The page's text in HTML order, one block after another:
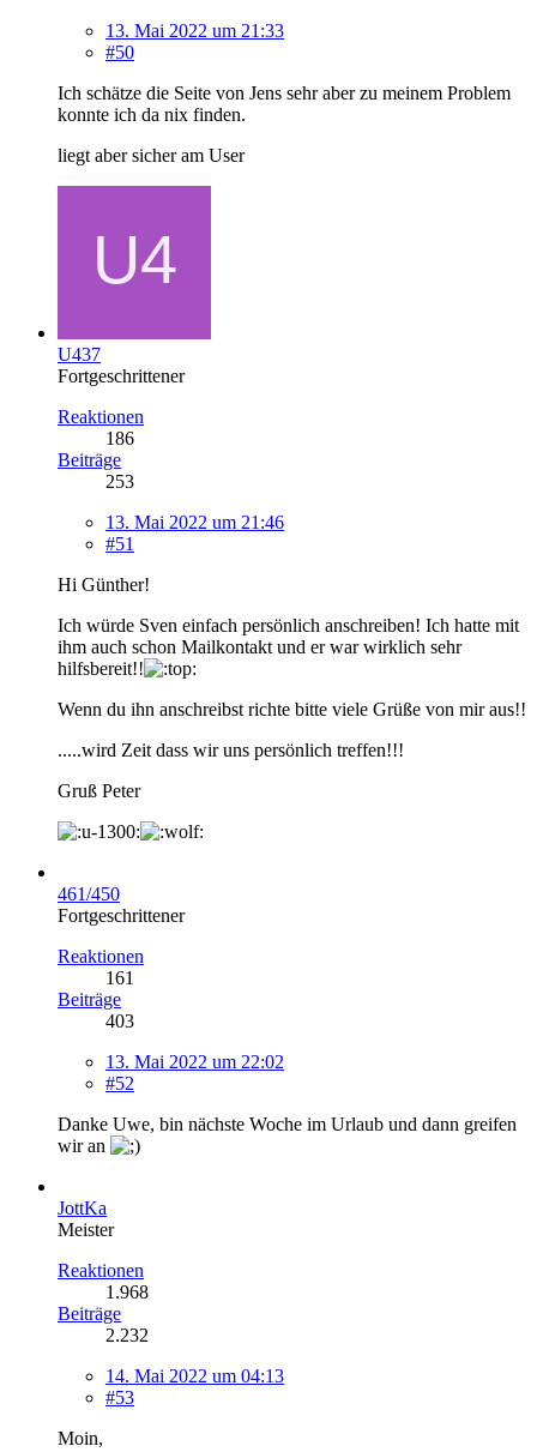
13. Mai 2022 um 21:33
#50
Ich schätze die Seite von Jens sehr aber zu meinem Problem
konnte ich da nix finden.
liegt aber sicher am User
U437
Fortgeschrittener
Reaktionen
186
Beiträge
253
13. Mai 2022 um 21:46
#51
Hi Günther!
Ich würde Sven einfach persönlich anschreiben! Ich hatte mit
ihm auch schon Mailkontakt und er war wirklich sehr
hilfsbereit!!
Wenn du ihn anschreibst richte bitte viele Grüße von mir aus!!
.....wird Zeit dass wir uns persönlich treffen!!!
Gruß Peter
461/450
Fortgeschrittener
Reaktionen
161
Beiträge
403
13. Mai 2022 um 22:02
#52
Danke Uwe, bin nächste Woche im Urlaub und dann greifen
wir an
JottKa
Meister
Reaktionen
1.968
Beiträge
2.232
14. Mai 2022 um 04:13
#53
Moin,